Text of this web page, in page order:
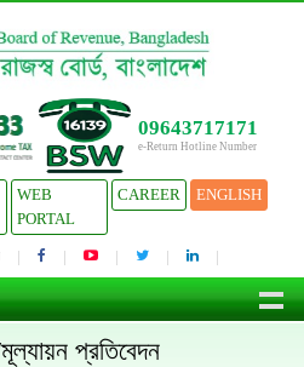
09643717171
e-Return Hotline Number
WEB
PORTAL
CAREER ENGLISH
মূল্যায়ন প্রতিবেদন